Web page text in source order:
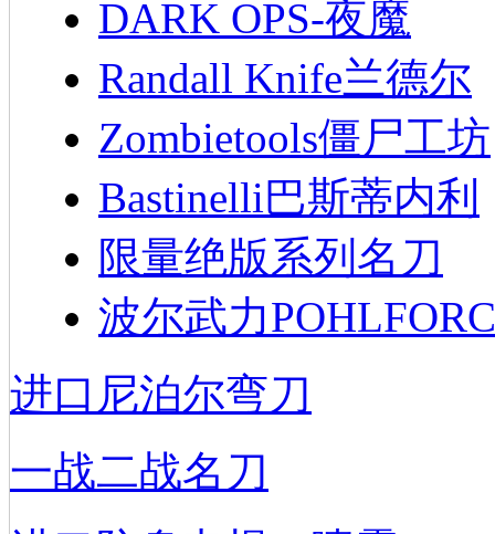
DARK OPS-夜魔
Randall Knife兰德尔
Zombietools僵尸工坊
Bastinelli巴斯蒂内利
限量绝版系列名刀
波尔武力
进口尼泊尔弯刀
一战二战名刀